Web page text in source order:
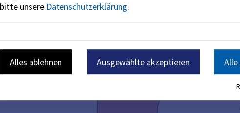
bitte unsere Datenschutzerklärung.
Alles ablehnen Ausgewählte akzeptieren Alle